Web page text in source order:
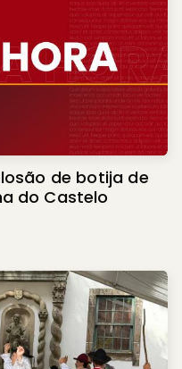
de botija de
do Castelo